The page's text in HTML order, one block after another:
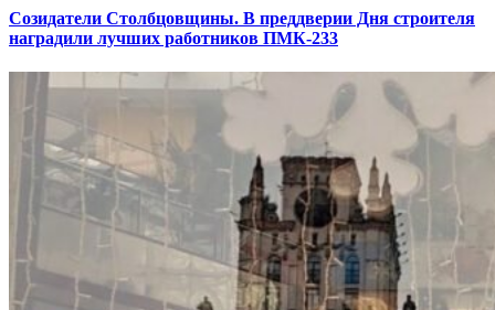
Созидатели Столбцовщины. В преддверии Дня строителя
наградили лучших работников ПМК-233